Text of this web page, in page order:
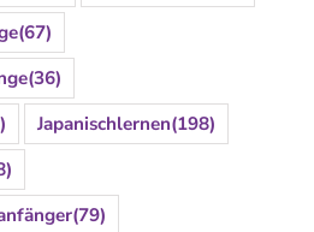
(67)
(36)
Japanischlernen(198)
(79)